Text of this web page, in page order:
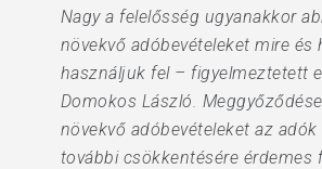
Nagy a felelősség ugyanakkor
növekvő adóbevételeket mire és
használjuk fel – figyelmeztetett
Domokos László.
növekvő adóbevételeket az
további csökkentésére érdemes